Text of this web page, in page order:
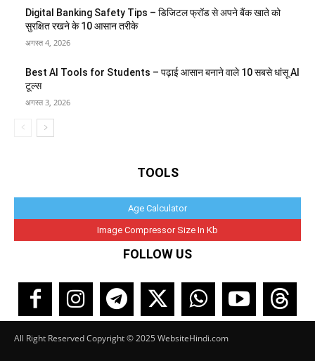
Digital Banking Safety Tips – डिजिटल फ्रॉड से अपने बैंक खाते को
सुरक्षित रखने के 10 आसान तरीके
अगस्त 4, 2026
Best AI Tools for Students – पढ़ाई आसान बनाने वाले 10 सबसे धांसू AI
टूल्स
अगस्त 3, 2026
TOOLS
Age Calculator
Image Compressor Size In Kb
FOLLOW US
All Right Reserved Copyright © 2025 WebsiteHindi.com